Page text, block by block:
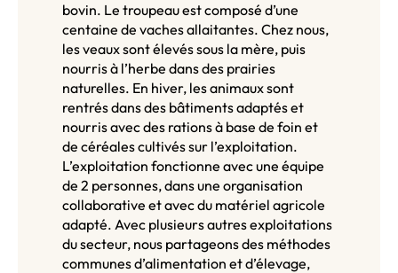
bovin. Le troupeau est composé d’une
centaine de vaches allaitantes. Chez nous,
les veaux sont élevés sous la mère, puis
nourris à l’herbe dans des prairies
naturelles. En hiver, les animaux sont
rentrés dans des bâtiments adaptés et
nourris avec des rations à base de foin et
de céréales cultivés sur l’exploitation.
L’exploitation fonctionne avec une équipe
de 2 personnes, dans une organisation
collaborative et avec du matériel agricole
adapté. Avec plusieurs autres exploitations
du secteur, nous partageons des méthodes
communes d’alimentation et d’élevage,